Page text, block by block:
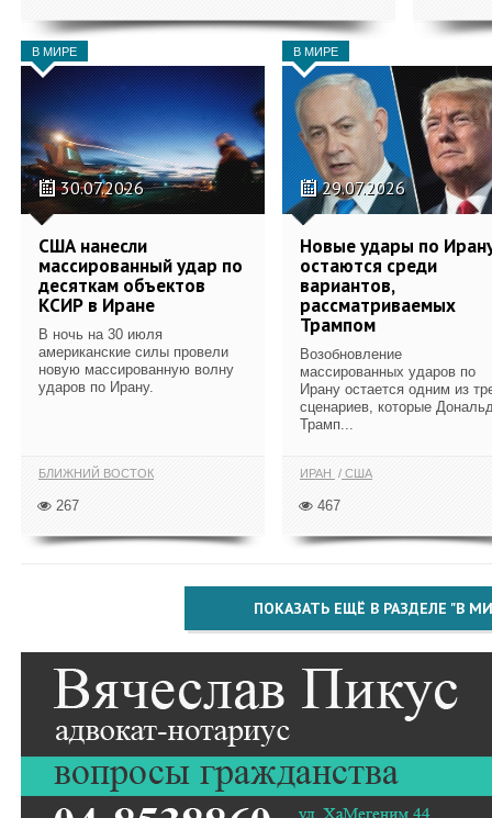
В МИРЕ
30.07.2026
США нанесли
массированный удар по
десяткам объектов
КСИР в Иране
В ночь на 30 июля
американские силы провели
новую массированную волну
ударов по Ирану.
БЛИЖНИЙ ВОСТОК
267
В МИРЕ
29.07.2026
Новые удары по
остаются среди
вариантов,
рассматриваемых
Трампом
Возобновление
массированных ударов по
Ирану остается одним из
сценариев, которые
Трамп...
ИРАН США
467
ПОКАЗАТЬ ЕЩЁ В РАЗДЕЛЕ "В